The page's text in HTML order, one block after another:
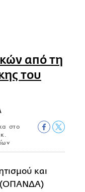
από τη
του
στο
και
(ΟΠΑΝΔΑ)